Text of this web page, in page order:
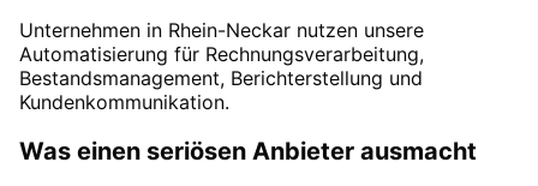
Unternehmen in Rhein-Neckar nutzen unsere
Automatisierung für Rechnungsverarbeitung,
Bestandsmanagement, Berichterstellung und
Kundenkommunikation.
Was einen seriösen Anbieter ausmacht